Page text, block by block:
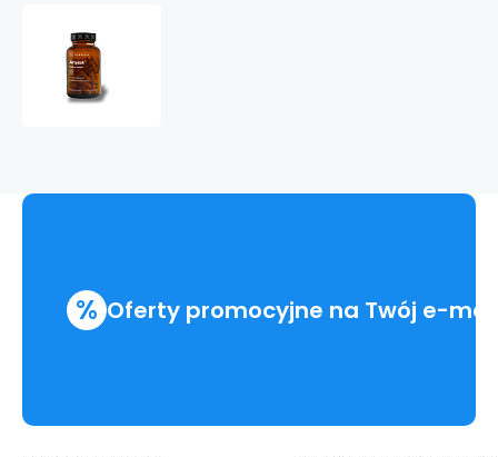
% Oferty promocyjne na Twój e-mail